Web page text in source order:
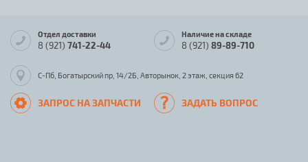
Отдел доставки
8 (921) 741-22-44
Наличие на складе
8 (921) 89-89-710
С-Пб, Богатырский пр, 14/2Б, Авторынок, 2 этаж, секция 62
ЗАПРОС НА ЗАПЧАСТИ ЗАДАТЬ ВОПРОС